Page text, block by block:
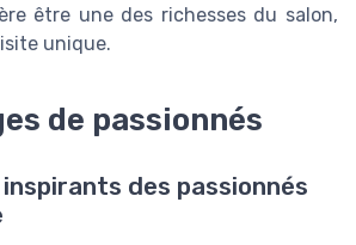
être une des richesses du salon,
unique.
de passionnés
des passionnés